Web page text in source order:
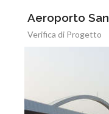
Aeroporto
Verifica di Progetto